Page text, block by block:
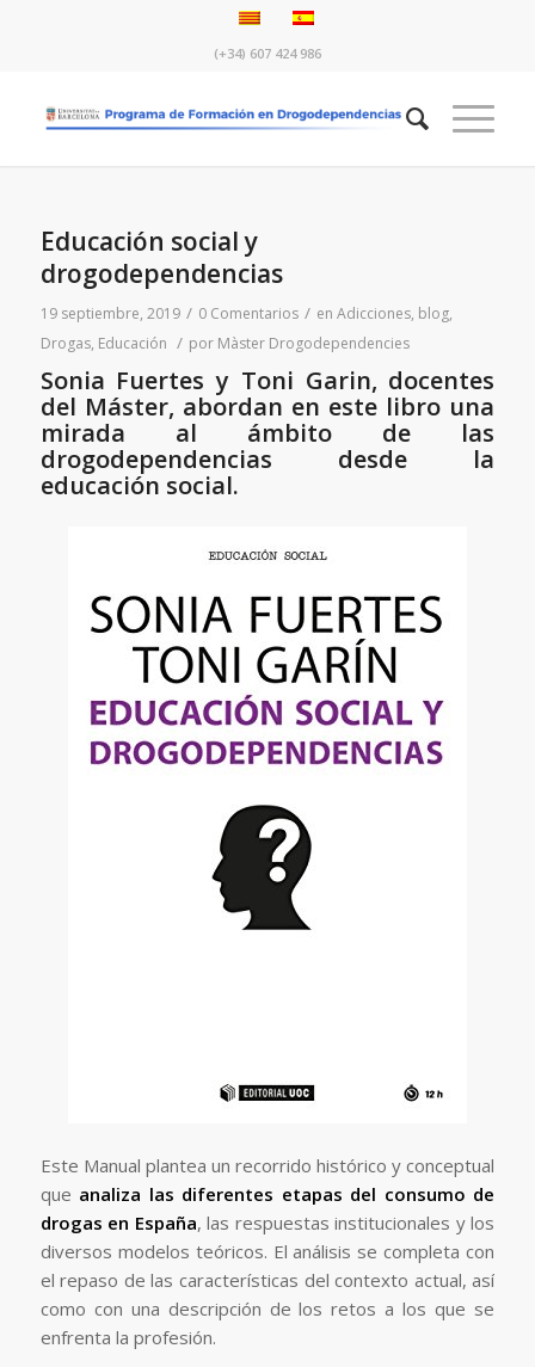
(+34) 607 424 986
Educación social y
drogodependencias
19 septiembre, 2019 / 0 Comentarios / en Adicciones, blog,
Drogas, Educación / por Màster Drogodependencies
Sonia Fuertes y Toni Garin, docentes
del Máster, abordan en este libro una
mirada al ámbito de las
drogodependencias desde la
educación social.
Este Manual plantea un recorrido histórico y conceptual
que analiza las diferentes etapas del consumo de
drogas en España, las respuestas institucionales y los
diversos modelos teóricos. El análisis se completa con
el repaso de las características del contexto actual, así
como con una descripción de los retos a los que se
enfrenta la profesión.